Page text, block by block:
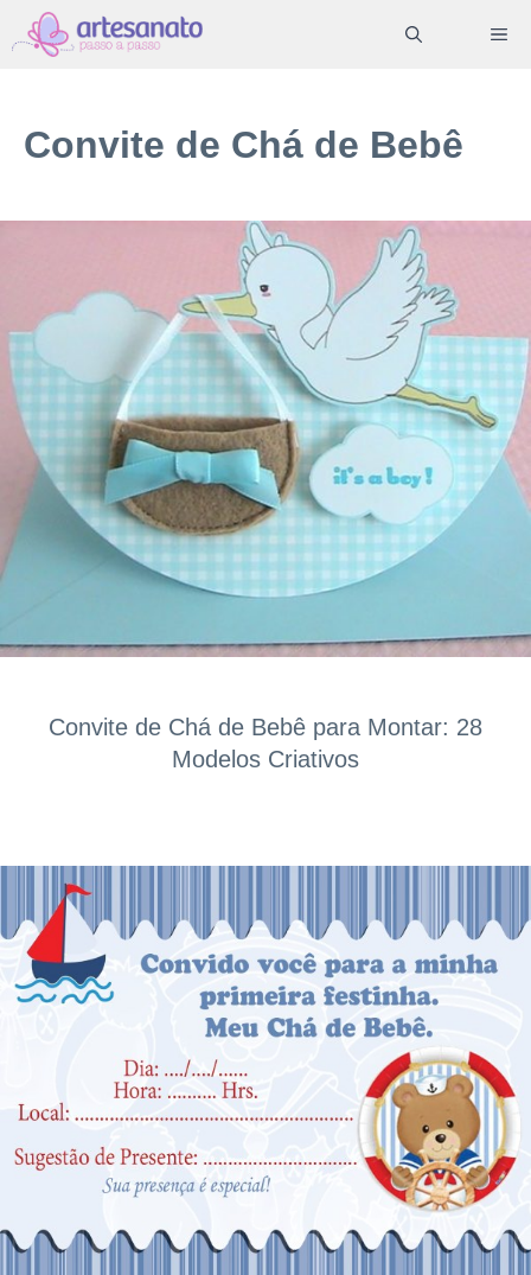
Pular
para
conteúdo
Convite de Chá de Bebê
Convite de Chá de Bebê para Montar: 28
Modelos Criativos